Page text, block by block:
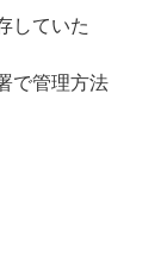
していた
で管理方法